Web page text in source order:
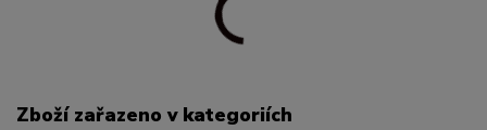
Zboží zařazeno v kategoriích